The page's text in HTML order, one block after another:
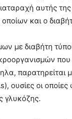
αυτής
και ο
με διαβήτη
που
παρατηρείται
οι οποίες
γλυκόζης.